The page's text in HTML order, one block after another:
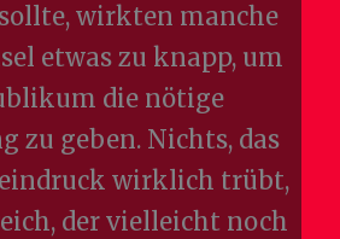
wirkten manche
etwas zu knapp, um
die nötige
zu geben. Nichts, das
wirklich trübt,
der vielleicht noch